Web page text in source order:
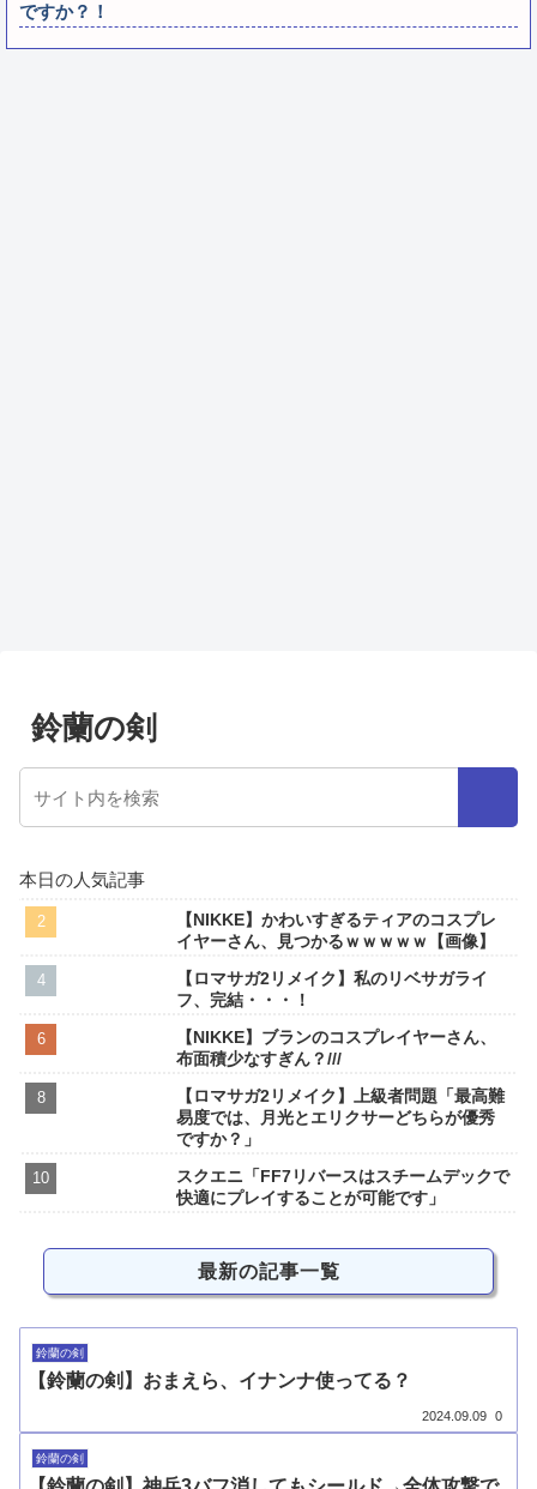
ですか？！
鈴蘭の剣
本日の人気記事
【NIKKE】かわいすぎるティアのコスプレ
イヤーさん、見つかるｗｗｗｗｗ【画像】
【ロマサガ2リメイク】私のリベサガライ
フ、完結・・・！
【NIKKE】ブランのコスプレイヤーさん、
布面積少なすぎん？///
【ロマサガ2リメイク】上級者問題「最高難
易度では、月光とエリクサーどちらが優秀
ですか？」
スクエニ「FF7リバースはスチームデックで
快適にプレイすることが可能です」
最新の記事一覧
鈴蘭の剣
【鈴蘭の剣】おまえら、イナンナ使ってる？
2024.09.09 0
鈴蘭の剣